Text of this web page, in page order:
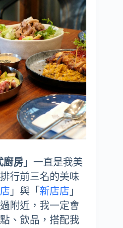
廚房 」一直是我美
行前三名的美味
」與「 新店店 」
附近，我一定會
、飲品，搭配我